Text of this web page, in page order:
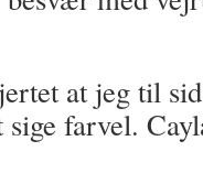
at jeg til
farvel.